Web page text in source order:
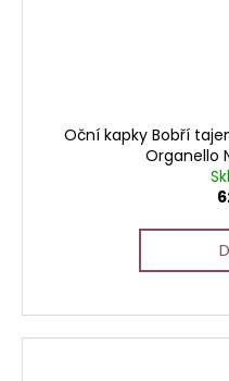
Oční kapky Bobří
Organello